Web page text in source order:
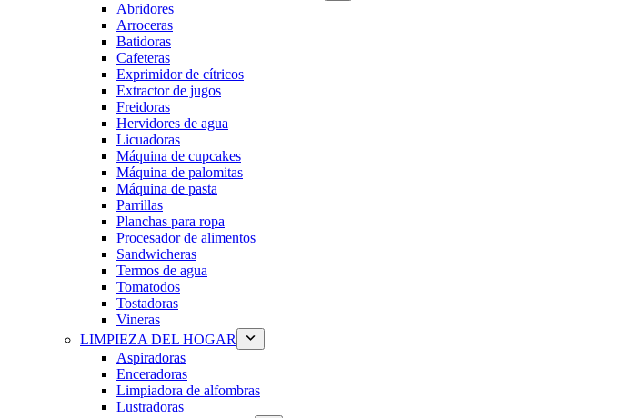
Abridores
Arroceras
Batidoras
Cafeteras
Exprimidor de cítricos
Extractor de jugos
Freidoras
Hervidores de agua
Licuadoras
Máquina de cupcakes
Máquina de palomitas
Máquina de pasta
Parrillas
Planchas para ropa
Procesador de alimentos
Sandwicheras
Termos de agua
Tomatodos
Tostadoras
Vineras
LIMPIEZA DEL HOGAR
Aspiradoras
Enceradoras
Limpiadora de alfombras
Lustradoras